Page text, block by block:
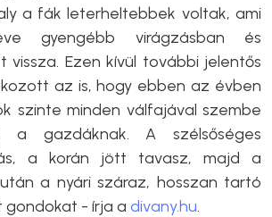
a fák leterheltebbek voltak, ami
gyengébb virágzásban és
Ezen kívül további jelentős
az is, hogy ebben az évben
szinte minden válfajával szembe
a gazdáknak. A szélsőséges
a korán jött tavasz, majd a
a nyári száraz, hosszan tartó
gondokat - írja a divany.hu.